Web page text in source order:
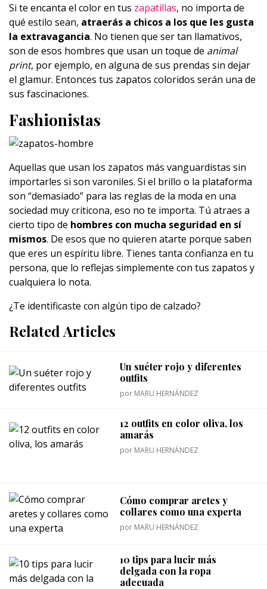
Si te encanta el color en tus zapatillas, no importa de
qué estilo sean, atraerás a chicos a los que les gusta
la extravagancia. No tienen que ser tan llamativos,
son de esos hombres que usan un toque de animal
print, por ejemplo, en alguna de sus prendas sin dejar
el glamur. Entonces tus zapatos coloridos serán una de
sus fascinaciones.
Fashionistas
Aquellas que usan los zapatos más vanguardistas sin
importarles si son varoniles. Si el brillo o la plataforma
son “demasiado” para las reglas de la moda en una
sociedad muy criticona, eso no te importa. Tú atraes a
cierto tipo de hombres con mucha seguridad en sí
mismos. De esos que no quieren atarte porque saben
que eres un espíritu libre. Tienes tanta confianza en tu
persona, que lo reflejas simplemente con tus zapatos y
cualquiera lo nota.
¿Te identificaste con algún tipo de calzado?
Related Articles
Un suéter rojo y diferentes
outfits
por MARU HERNÁNDEZ
12 outfits en color oliva, los
amarás
por MARU HERNÁNDEZ
Cómo comprar aretes y
collares como una experta
por MARU HERNÁNDEZ
10 tips para lucir más
delgada con la ropa
adecuada